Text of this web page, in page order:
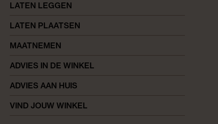
LATEN LEGGEN
LATEN PLAATSEN
MAATNEMEN
ADVIES IN DE WINKEL
ADVIES AAN HUIS
VIND JOUW WINKEL